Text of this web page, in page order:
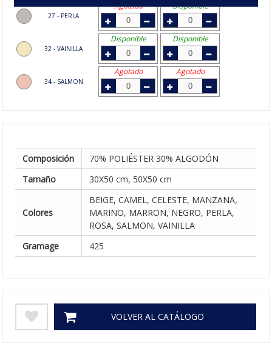
27 - PERLA
32 - VAINILLA
34 - SALMON
Agotado Disponible
Disponible Disponible
Agotado Agotado
Composición
70% POLIÉSTER 30% ALGODÓN
Tamaño
30X50 cm, 50X50 cm
Colores
BEIGE, CAMEL, CELESTE, MANZANA,
MARINO, MARRON, NEGRO, PERLA,
ROSA, SALMON, VAINILLA
Gramage
425
VOLVER AL CATÁLOGO